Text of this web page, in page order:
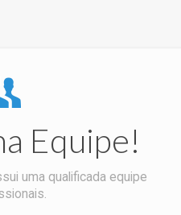
Equipe!
uma qualificada equipe